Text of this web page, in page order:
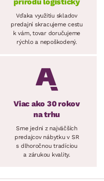
Vďaka využitiu skladov
predajní skracujeme cestu
k vám, tovar doručujeme
rýchlo a nepoškodený.
Viac ako 30 rokov
na trhu
Sme jedni z najväčších
predajcov nábytku v SR
s dlhoročnou tradíciou
a zárukou kvality.